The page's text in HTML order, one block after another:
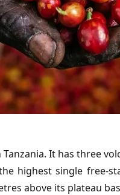
It has three
highest single free-
above its plateau